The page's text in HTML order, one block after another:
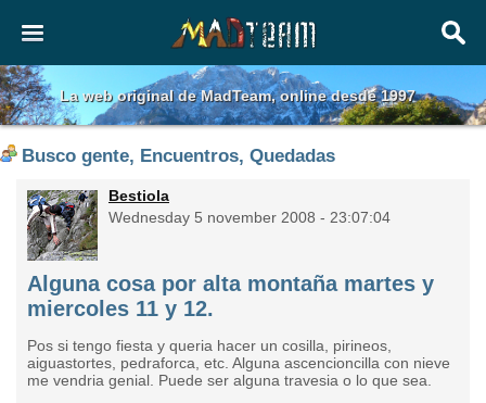
La web original de MadTeam, online desde 1997
Busco gente, Encuentros, Quedadas
Bestiola
Wednesday 5 november 2008 - 23:07:04
Alguna cosa por alta montaña martes y
miercoles 11 y 12.
Pos si tengo fiesta y queria hacer un cosilla, pirineos,
aiguastortes, pedraforca, etc. Alguna ascencioncilla con nieve
me vendria genial. Puede ser alguna travesia o lo que sea.